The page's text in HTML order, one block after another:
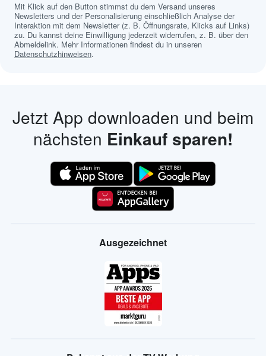
Mit Klick auf den Button stimmst du dem Versand unseres
Newsletters und der Personalisierung einschließlich Analyse der
Interaktion mit dem Newsletter (z. B. Öffnungsrate, Klicks auf Links)
zu. Du kannst deine Einwilligung jederzeit widerrufen, z. B. über den
Abmeldelink. Mehr Informationen findest du in unseren
Datenschutzhinweisen.
Jetzt App downloaden und beim
nächsten Einkauf sparen!
Ausgezeichnet